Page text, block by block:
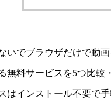
いでブラウザだけで
無料サービスを5つ比較
はインストール不要で